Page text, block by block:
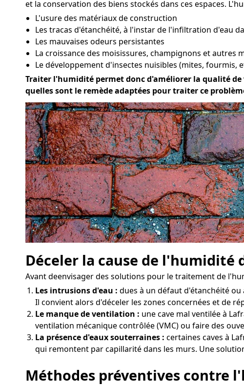
et la conservation des biens stockés dans ces espaces.
L'usure des matériaux de construction
Les tracas d'étanchéité, à l'instar de l'infiltration d'eau
Les mauvaises odeurs persistantes
La croissance des moisissures, champignons et autres
Le développement d'insectes nuisibles (mites, fourmis,
Traiter l'humidité permet donc d'améliorer la qualité
quelles sont le remède adaptées pour traiter ce
Déceler la cause de l'humidité
Avant deenvisager des solutions pour le traitement de
Les intrusions d'eau : dues à un défaut d'étanchéité
Il convient alors d'déceler les zones concernées et de
Le manque de ventilation : une cave mal ventilée à
ventilation mécanique contrôlée (VMC) ou faire des
La présence d'eaux souterraines : certaines caves à
qui remontent par capillarité dans les murs. Une
Méthodes préventives contre